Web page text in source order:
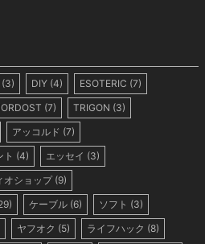
(3) DIY (4) ESOTERIC (7)
(7) TRIGON (3)
アッコルド (7)
ト (4) エッセイ (3)
オショップ(9)
ケーブル (6) ソフト (3)
ヤフオク (5) ライフハック (8)